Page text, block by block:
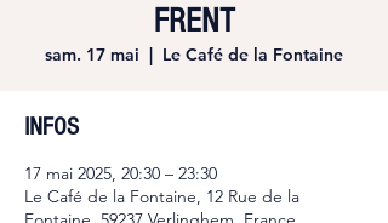
FRENT
sam. 17 mai
  |
Le Café de la Fontaine
INFOS
17 mai 2025, 20:30 – 23:30
Le Café de la Fontaine, 12 Rue de la